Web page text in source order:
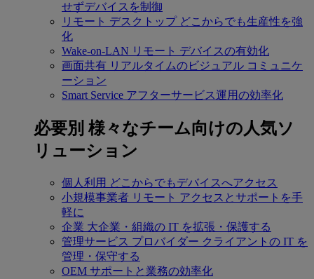
せずデバイスを制御
リモート デスクトップ どこからでも生産性を強
化
Wake-on-LAN リモート デバイスの有効化
画面共有 リアルタイムのビジュアル コミュニケ
ーション
Smart Service アフターサービス運用の効率化
必要別 様々なチーム向けの人気ソ
リューション
個人利用 どこからでもデバイスへアクセス
小規模事業者 リモート アクセスとサポートを手
軽に
企業 大企業・組織の IT を拡張・保護する
管理サービス プロバイダー クライアントの IT を
管理・保守する
OEM サポートと業務の効率化